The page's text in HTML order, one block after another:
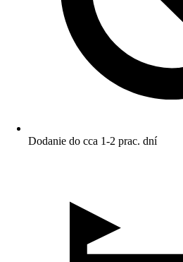
Dodanie do cca 1-2 prac. dní